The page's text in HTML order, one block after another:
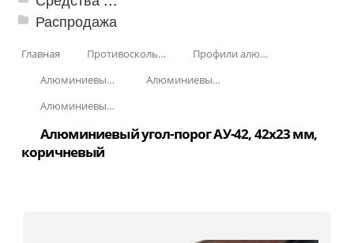
Распродажа
Главная Противоскользящая защита для лестниц, профили, ленты
Профили алюминиевые с резиновой вставкой
Алюминиевый угол-порог с резиновой вставкой
Алюминиевый угол-порог АУ-42, 42x23 мм
Алюминиевый угол-порог АУ-42, 42x23 мм, Без покрытия
Алюминиевый угол-порог АУ-42, 42x23 мм,
коричневый